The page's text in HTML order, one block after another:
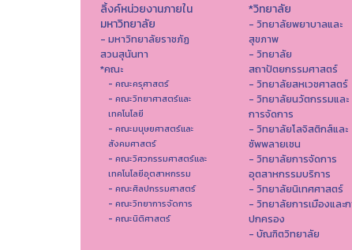
ลิ้งค์หน่วยงานภายใน
มหาวิทยาลัย
- มหาวิทยาลัยราชภัฏ
สวนสุนันทา
*คณะ
- คณะครุศาสตร์
- คณะวิทยาศาสตร์และ
เทคโนโลยี
- คณะมนุษยศาสตร์และ
สังคมศาสตร์
- คณะวิศวกรรมศาสตร์และ
เทคโนโลยีอุตสาหกรรม
- คณะศิลปกรรมศาสตร์
- คณะวิทยาการจัดการ
- คณะนิติศาสตร์
*วิทยาลัย
- วิทยาลัยพยาบาลและ
สุขภาพ
- วิทยาลัย
สถาปัตยกรรมศาสตร์
- วิทยาลัยสหเวชศาสตร์
- วิทยาลัยนวัตกรรมและ
การจัดการ
- วิทยาลัยโลจิสติกส์และ
ซัพพลายเชน
- วิทยาลัยการจัดการ
อุตสาหกรรมบริการ
- วิทยาลัยนิเทศศาสตร์
- วิทยาลัยการเมืองและ
ปกครอง
- บัณฑิตวิทยาลัย